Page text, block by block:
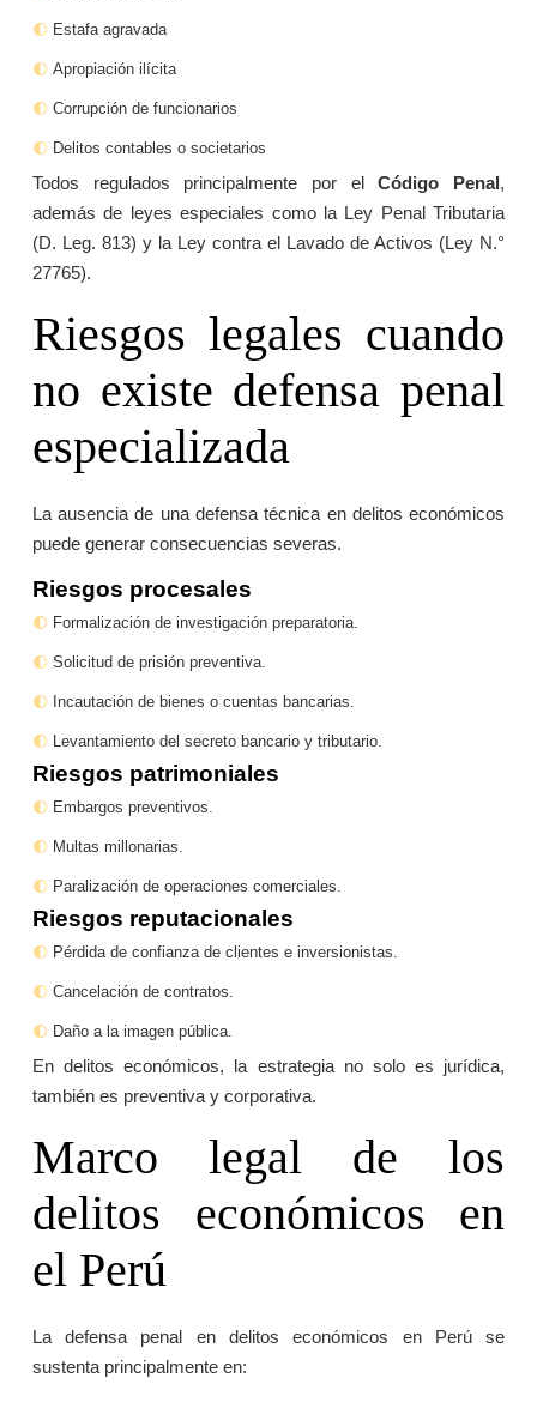
Estafa agravada
Apropiación ilícita
Corrupción de funcionarios
Delitos contables o societarios
Todos regulados principalmente por elCódigo Penal,
además de leyes especiales como la Ley Penal Tributaria
(D. Leg. 813) y la Ley contra el Lavado de Activos (Ley N.°
27765).
Riesgos legales cuando
no existe defensa penal
especializada
La ausencia de una defensa técnica en delitos económicos
puede generar consecuencias severas.
Riesgos procesales
Formalización de investigación preparatoria.
Solicitud de prisión preventiva.
Incautación de bienes o cuentas bancarias.
Levantamiento del secreto bancario y tributario.
Riesgos patrimoniales
Embargos preventivos.
Multas millonarias.
Paralización de operaciones comerciales.
Riesgos reputacionales
Pérdida de confianza de clientes e inversionistas.
Cancelación de contratos.
Daño a la imagen pública.
En delitos económicos, la estrategia no solo es jurídica,
también es preventiva y corporativa.
Marco legal de los
delitos económicos en
el Perú
La defensa penal en delitos económicos en Perú se
sustenta principalmente en: